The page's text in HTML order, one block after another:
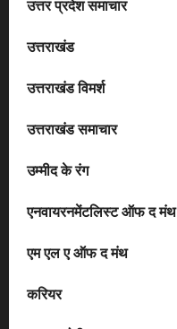
उत्तर प्रदेश समाचार
उत्तराखंड
उत्तराखंड विमर्श
उत्तराखंड समाचार
उम्मीद के रंग
एनवायरनमेंटलिस्ट ऑफ द मंथ
एम एल ए ऑफ द मंथ
करियर